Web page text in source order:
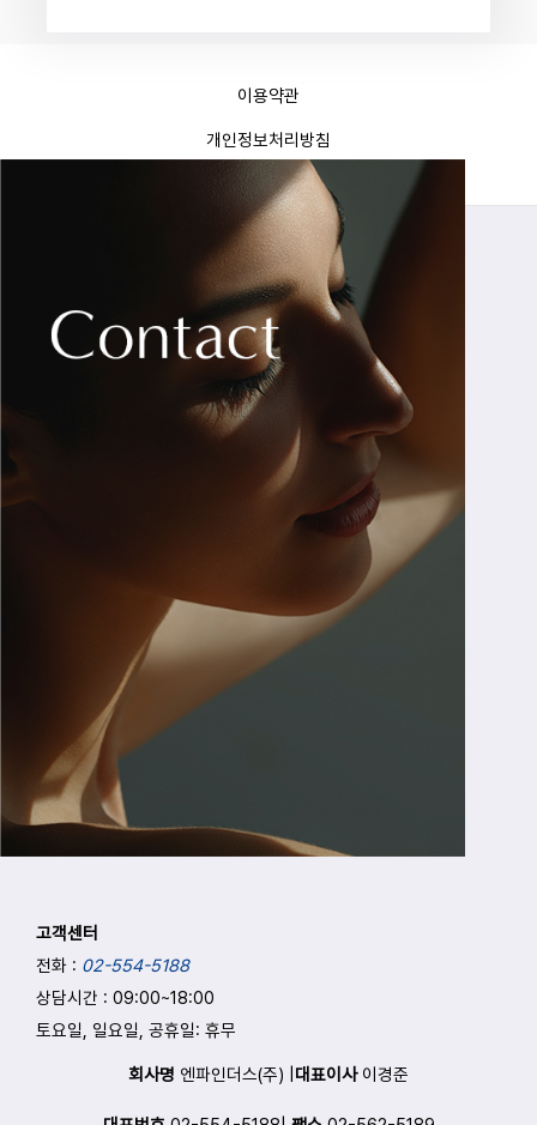
이용약관
개인정보처리방침
고객센터
전화 : 02-554-5188
상담시간 : 09:00~18:00
토요일, 일요일, 공휴일: 휴무
회사명 엔파인더스(주) | 대표이사이경준